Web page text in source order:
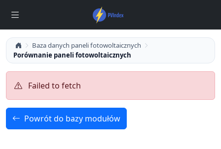
Baza danych paneli fotowoltaicznych
Porównanie paneli fotowoltaicznych
Failed to fetch
Powrót do bazy modułów